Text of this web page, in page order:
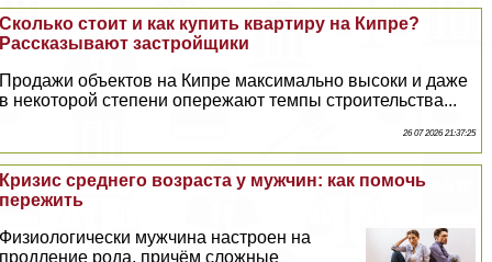
Сколько стоит и как купить квартиру на Кипре?
Рассказывают застройщики
Продажи объектов на Кипре максимально высоки и даже
в некоторой степени опережают темпы строительства...
26 07 2026 21:37:25
Кризис среднего возраста у мужчин: как помочь
пережить
Физиологически мужчина настроен на
продление рода, причём сложные